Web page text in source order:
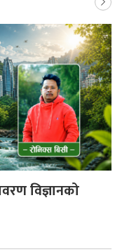
विज्ञानको